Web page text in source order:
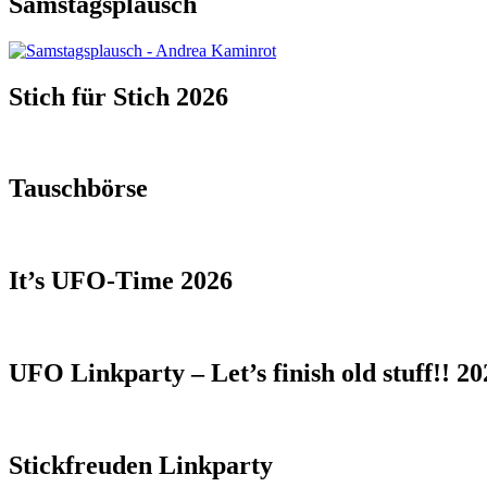
Stich für Stich 2026
Tauschbörse
It’s UFO-Time 2026
UFO Linkparty – Let’s finish old stuff!!
Stickfreuden Linkparty